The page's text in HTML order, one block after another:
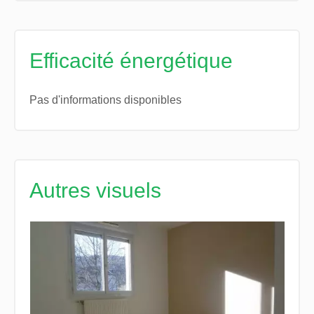
Efficacité énergétique
Pas d'informations disponibles
Autres visuels